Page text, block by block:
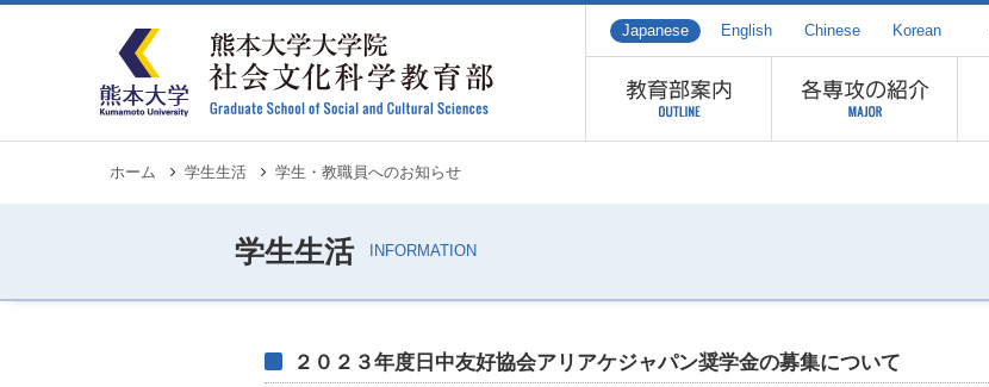
メ
に
Japanese English Chinese Korean
パ
ホーム 学生生活 学生・教職員へのお知らせ
２０２３年度日中友好協会アリアケジャパン奨学金の募集について